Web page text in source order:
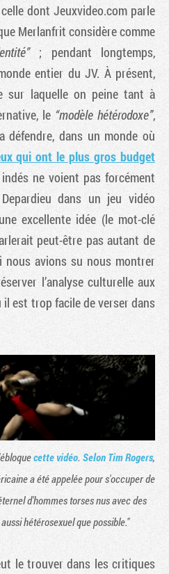
dont Jeuxvideo.com parle
Merlanfrit considère comme
; pendant longtemps,
entier du JV. À présent,
sur laquelle on peine tant à
le “modèle hétérodoxe”,
dans un monde où
qui ont le plus gros budget
ne voient pas forcément
dans un jeu vidéo
excellente idée (le mot-clé
peut-être pas autant de
nous avions su nous montrer
l’analyse culturelle aux
il est trop facile de verser dans
cette vidéo. Selon Tim Rogers,
a été appelée pour s'occuper de
d'hommes torses nus avec des
hétérosexuel que possible."
le trouver dans les critiques